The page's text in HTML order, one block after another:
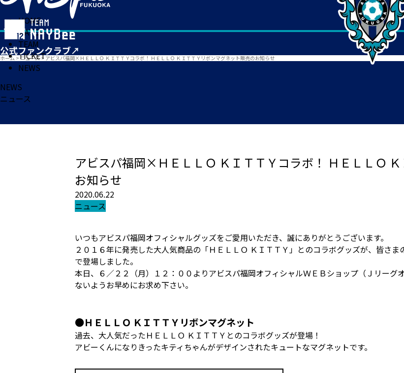
HOME
MATCH
TEAM
TICKET
NEWS
ホーム > ニュース> アビスパ福岡×ＨＥＬＬＯ ＫＩＴＴＹコラボ！ ＨＥＬＬＯ ＫＩＴＴＹリボンマグネット販売のお知らせ
NEWS
ニュース
アビスパ福岡×ＨＥＬＬＯ ＫＩＴＴＹコラボ！ ＨＥＬＬＯ
お知らせ
2020.06.22
ニュース
いつもアビスパ福岡オフィシャルグッズをご愛用いただき、誠にありがとうございます。
２０１６年に発売した大人気商品の「ＨＥＬＬＯ ＫＩＴＴＹ」とのコラボグッズが、皆さ
で登場しました。
本日、６／２２（月）１２：００よりアビスパ福岡オフィシャルＷＥＢショップ（Ｊリーグ
ないようお早めにお求め下さい。
●ＨＥＬＬＯ ＫＩＴＴＹリボンマグネット
過去、大人気だったＨＥＬＬＯ ＫＩＴＴＹとのコラボグッズが登場！
アビーくんになりきったキティちゃんがデザインされたキュートなマグネットです。